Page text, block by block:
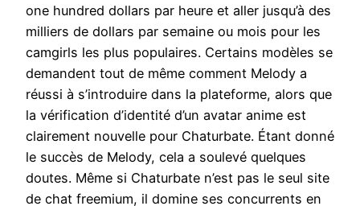
one hundred dollars par heure et aller jusqu’à des
milliers de dollars par semaine ou mois pour les
camgirls les plus populaires. Certains modèles se
demandent tout de même comment Melody a
réussi à s’introduire dans la plateforme, alors que
la vérification d’identité d’un avatar anime est
clairement nouvelle pour Chaturbate. Étant donné
le succès de Melody, cela a soulevé quelques
doutes. Même si Chaturbate n’est pas le seul site
de chat freemium, il domine ses concurrents en